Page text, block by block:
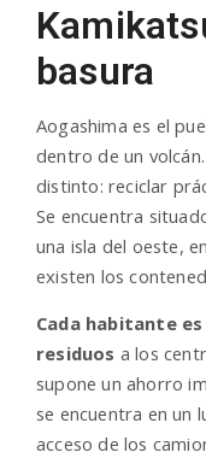
o
basura
Aogashima es el
dentro de un
distinto: reciclar
Se encuentra
una isla del oeste,
existen los
Cada habitante
residuos a los
supone un ahorro
se encuentra en un
acceso de los